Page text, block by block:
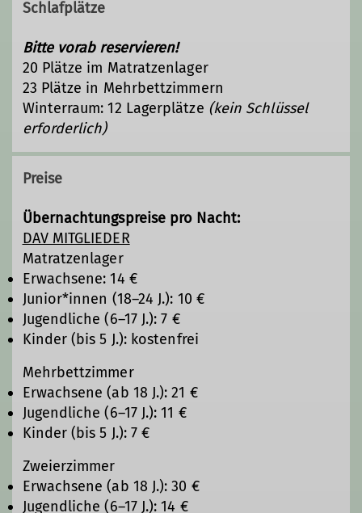
Schlafplätze
Bitte vorab reservieren!
20 Plätze im Matratzenlager
23 Plätze in Mehrbettzimmern
Winterraum: 12 Lagerplätze (kein Schlüssel
erforderlich)
Preise
Übernachtungspreise pro Nacht:
DAV MITGLIEDER
Matratzenlager
Erwachsene: 14 €
Junior*innen (18–24 J.): 10 €
Jugendliche (6–17 J.): 7 €
Kinder (bis 5 J.): kostenfrei
Mehrbettzimmer
Erwachsene (ab 18 J.): 21 €
Jugendliche (6–17 J.): 11 €
Kinder (bis 5 J.): 7 €
Zweierzimmer
Erwachsene (ab 18 J.): 30 €
Jugendliche (6–17 J.): 14 €